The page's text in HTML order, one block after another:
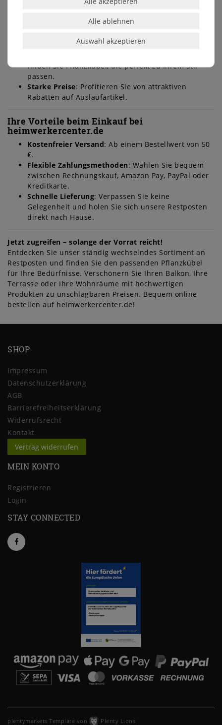
: Auch bei Restposten setzen wir auf
finden Sie Pflanzkübel, die perfekt zu Ihrem Stil
passen.
Starke Preise: Profitieren Sie von attraktiven
Rabatten auf Auslaufartikel.
Ihre Vorteile beim Einkauf bei
heimwerkercenter.de
Kostenfreier Versand: Ab einem Bestellwert von 50
€.
Flexible Zahlungsmethoden: Wählen Sie bequem
zwischen Rechnungskauf, Amazon Pay, PayPal oder
Kreditkarte.
Schnelle Lieferung: Verpassen Sie keine
Gelegenheit und holen Sie sich unsere Restposten
direkt nach Hause.
Jetzt zugreifen – solange der Vorrat reicht!
Entdecken Sie unser ständig wechselndes Sortiment an
Restposten und finden Sie den passenden Pflanzkübel
für Ihre Bedürfnisse. Verschönern Sie Ihren Balkon, Ihre
Terrasse oder Ihre Wohnräume mit hochwertigen
Produkten zu unschlagbaren Preisen. Bequem online
bestellen auf heimwerkercenter.de!
SHOP
Impressum
Daten­schutz­erklärung
AGB
Barrierefreiheitserklärung
Widerrufs­recht
Kontakt
Vertrag widerrufen
MEIN KONTO
Registrieren
Login
STAY CONNECTED
Alle ablehnen
Auswahl akzeptieren
plentymarkets Template von Plenty Lions